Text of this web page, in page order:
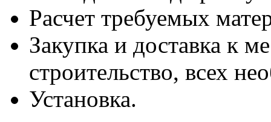
Расчет требуемых
Закупка и доставка к
строительство, всех
Установка.